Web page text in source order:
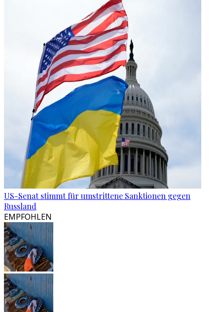
US-Senat stimmt für umstrittene Sanktionen gegen
Russland
EMPFOHLEN